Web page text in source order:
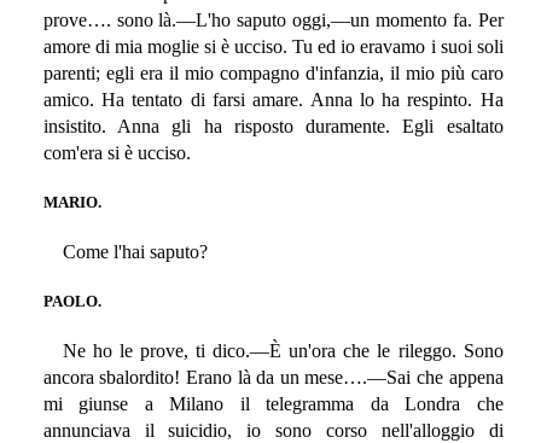
prove…. sono là.—L'ho saputo oggi,—un momento fa. Per
amore di mia moglie si è ucciso. Tu ed io eravamo i suoi soli
parenti; egli era il mio compagno d'infanzia, il mio più caro
amico. Ha tentato di farsi amare. Anna lo ha respinto. Ha
insistito. Anna gli ha risposto duramente. Egli esaltato
com'era si è ucciso.
MARIO.
Come l'hai saputo?
PAOLO.
Ne ho le prove, ti dico.—È un'ora che le rileggo. Sono
ancora sbalordito! Erano là da un mese….—Sai che appena
mi giunse a Milano il telegramma da Londra che
annunciava il suicidio, io sono corso nell'alloggio di